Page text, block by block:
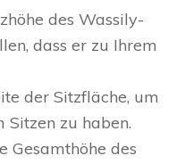
des Wassily-
dass er zu Ihrem
der Sitzfläche, um
Sitzen zu haben.
Gesamthöhe des